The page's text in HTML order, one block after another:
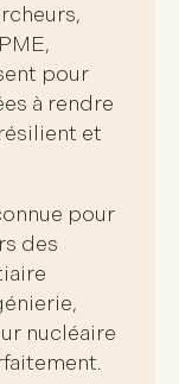
pour
à rendre
et
pour
des
nucléaire